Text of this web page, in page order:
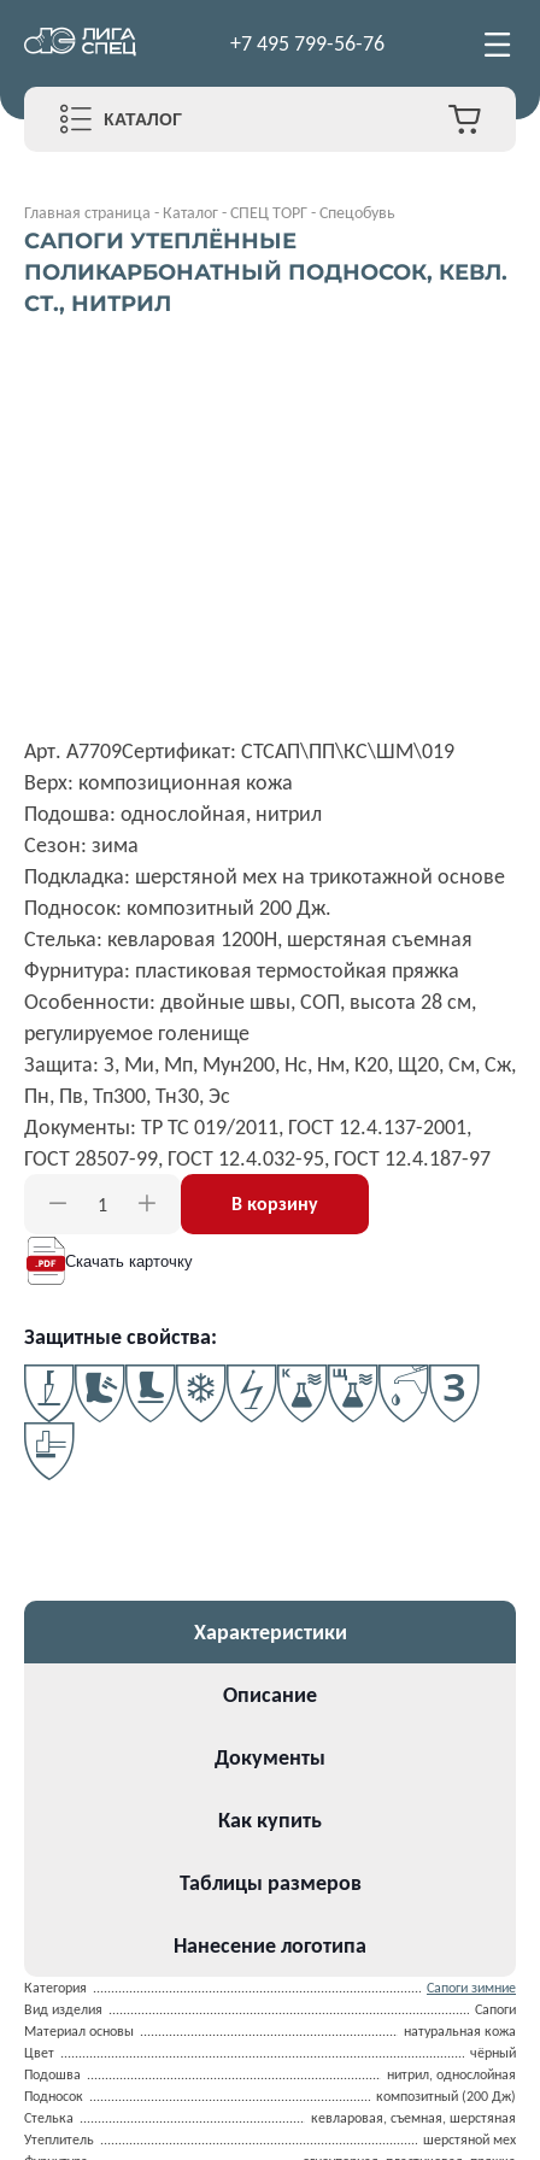
+7 495 799-56-76
КАТАЛОГ
Главная страница - Каталог-СПЕЦ ТОРГ-Спецобувь
САПОГИ УТЕПЛЁННЫЕ
ПОЛИКАРБОНАТНЫЙ ПОДНОСОК, КЕВЛ.
СТ., НИТРИЛ
Арт. А7709Сертификат: СТСАП\ПП\КС\ШМ\019
Верх: композиционная кожа
Подошва: однослойная, нитрил
Сезон: зима
Подкладка: шерстяной мех на трикотажной основе
Подносок: композитный 200 Дж.
Стелька: кевларовая 1200Н, шерстяная съемная
Фурнитура: пластиковая термостойкая пряжка
Особенности: двойные швы, СОП, высота 28 см,
регулируемое голенище
Защита: З, Ми, Мп, Мун200, Нс, Нм, К20, Щ20, См, Сж,
Пн, Пв, Тп300, Тн30, Эс
Документы: ТР ТС 019/2011, ГОСТ 12.4.137-2001,
ГОСТ 28507-99, ГОСТ 12.4.032-95, ГОСТ 12.4.187-97
В корзину
Скачать карточку
Защитные свойства:
Характеристики
Описание
Документы
Как купить
Таблицы размеров
Нанесение логотипа
Категория
Сапоги зимние
Вид изделия
Сапоги
Материал основы
натуральная кожа
Цвет
чёрный
Подошва
нитрил, однослойная
Подносок
композитный (200 Дж)
Стелька
кевларовая, съемная, шерстяная
Утеплитель
шерстяной мех